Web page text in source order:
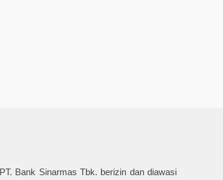
PT. Bank Sinarmas Tbk. berizin dan diawasi